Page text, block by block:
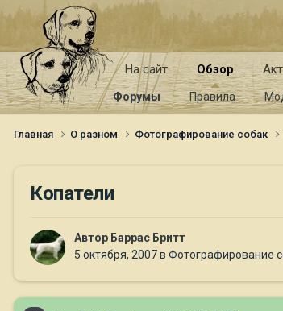
На сайт Обзор
Форумы Правила
Главная О разном Фотографирование собак
Копатели
Автор Баррас Бритт
5 октября, 2007в Фотографирование